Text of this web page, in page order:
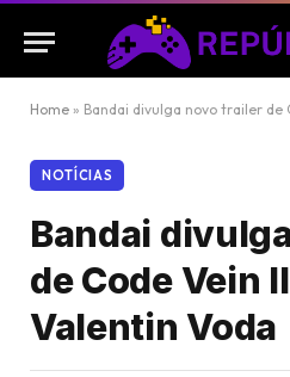
Home » Bandai divulga novo trailer de
NOTÍCIAS
Bandai
de Code Vein
Valentin Voda